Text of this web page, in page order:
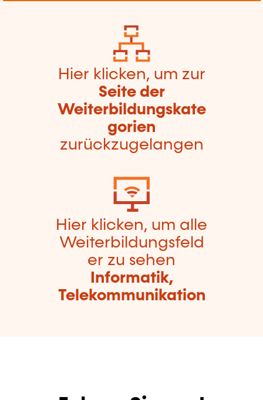
Hier klicken, um zur
Seite der
Weiterbildungskate
gorien
zurückzugelangen
Hier klicken, um alle
Weiterbildungsfeld
er zu sehen
Informatik,
Telekommunikation